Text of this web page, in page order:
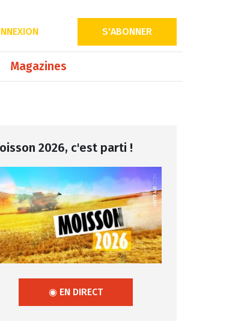
S'ABONNER
Magazines
2026, c'est parti !
◉ EN DIRECT